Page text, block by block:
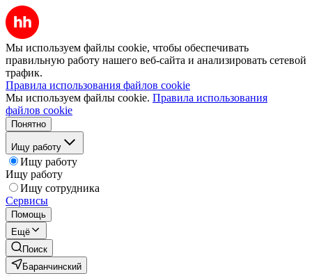
Мы используем файлы cookie, чтобы обеспечивать
правильную работу нашего веб-сайта и анализировать сетевой
трафик.
Правила использования файлов cookie
Мы используем файлы cookie. Правила использования
файлов cookie
Понятно
Ищу работу
Ищу работу
Ищу работу
Ищу сотрудника
Сервисы
Помощь
Ещё
Поиск
Баранчинский